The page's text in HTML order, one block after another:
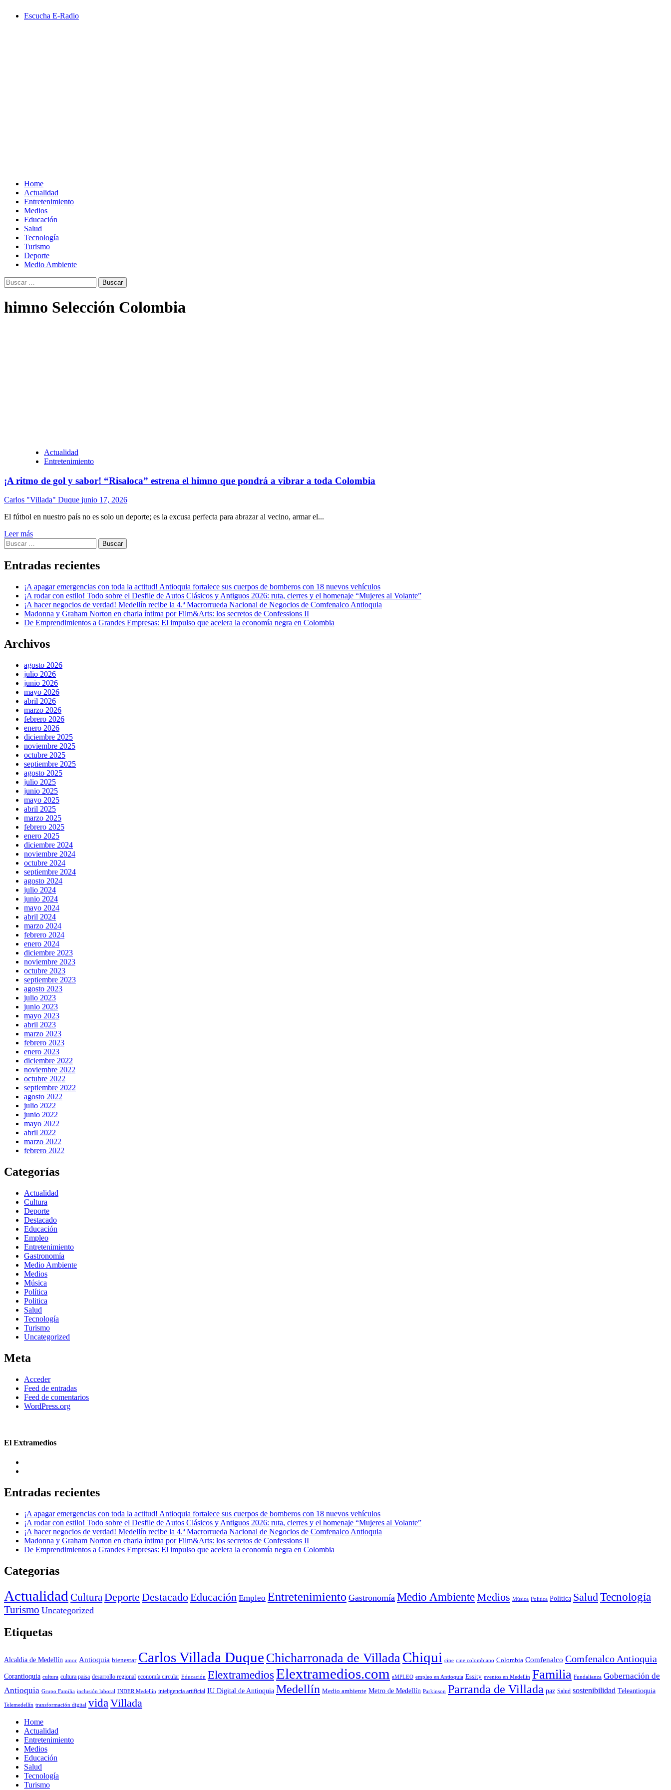
Escucha E-Radio
Home
Actualidad
Entretenimiento
Medios
Educación
Salud
Tecnología
Turismo
Deporte
Medio Ambiente
Buscar:
himno Selección Colombia
Actualidad
Entretenimiento
¡A ritmo de gol y sabor! “Risaloca” estrena el himno que pondrá a vibrar a toda Colombia
Carlos "Villada" Duque junio 17, 2026
El fútbol en nuestro país no es solo un deporte; es la excusa perfecta para abrazar al vecino, armar el...
Leer más
Buscar:
Entradas recientes
¡A apagar emergencias con toda la actitud! Antioquia fortalece sus cuerpos de bomberos con 18 nuevos vehículos
¡A rodar con estilo! Todo sobre el Desfile de Autos Clásicos y Antiguos 2026: ruta, cierres y el homenaje “Mujeres al Volante”
¡A hacer negocios de verdad! Medellín recibe la 4.ª Macrorrueda Nacional de Negocios de Comfenalco Antioquia
Madonna y Graham Norton en charla íntima por Film&Arts: los secretos de Confessions II
De Emprendimientos a Grandes Empresas: El impulso que acelera la economía negra en Colombia
Archivos
agosto 2026
julio 2026
junio 2026
mayo 2026
abril 2026
marzo 2026
febrero 2026
enero 2026
diciembre 2025
noviembre 2025
octubre 2025
septiembre 2025
agosto 2025
julio 2025
junio 2025
mayo 2025
abril 2025
marzo 2025
febrero 2025
enero 2025
diciembre 2024
noviembre 2024
octubre 2024
septiembre 2024
agosto 2024
julio 2024
junio 2024
mayo 2024
abril 2024
marzo 2024
febrero 2024
enero 2024
diciembre 2023
noviembre 2023
octubre 2023
septiembre 2023
agosto 2023
julio 2023
junio 2023
mayo 2023
abril 2023
marzo 2023
febrero 2023
enero 2023
diciembre 2022
noviembre 2022
octubre 2022
septiembre 2022
agosto 2022
julio 2022
junio 2022
mayo 2022
abril 2022
marzo 2022
febrero 2022
Categorías
Actualidad
Cultura
Deporte
Destacado
Educación
Empleo
Entretenimiento
Gastronomía
Medio Ambiente
Medios
Música
Política
Politica
Salud
Tecnología
Turismo
Uncategorized
Meta
Acceder
Feed de entradas
Feed de comentarios
WordPress.org
El Extramedios
Entradas recientes
¡A apagar emergencias con toda la actitud! Antioquia fortalece sus cuerpos de bomberos con 18 nuevos vehículos
¡A rodar con estilo! Todo sobre el Desfile de Autos Clásicos y Antiguos 2026: ruta, cierres y el homenaje “Mujeres al Volante”
¡A hacer negocios de verdad! Medellín recibe la 4.ª Macrorrueda Nacional de Negocios de Comfenalco Antioquia
Madonna y Graham Norton en charla íntima por Film&Arts: los secretos de Confessions II
De Emprendimientos a Grandes Empresas: El impulso que acelera la economía negra en Colombia
Categorías
Actualidad Cultura Deporte DestacadoEducación Empleo Entretenimiento Gastronomía Medio AmbienteMedios Música Politica Política Salud Tecnología
Turismo Uncategorized
Etiquetas
Alcaldia de Medellín amor Antioquia bienestar Carlos Villada Duque Chicharronada de Villada Chiqui cine cine colombiano Colombia Comfenalco Comfenalco Antioquia
Corantioquia cultura cultura paisa desarrollo regional economía circular Educación ElextramediosElextramedios.com eMPLEO empleo en Antioquia Essity eventos en Medellín Familia Fundalianza Gobernación de
Antioquia Grupo Familia inclusión laboral INDER Medellín inteligencia artificial IU Digital de Antioquia Medellín Medio ambiente Metro de Medellín Parkinson Parranda de Villada paz Salud sostenibilidad Teleantioquia
Telemedellín transformación digital vida Villada
Home
Actualidad
Entretenimiento
Medios
Educación
Salud
Tecnología
Turismo